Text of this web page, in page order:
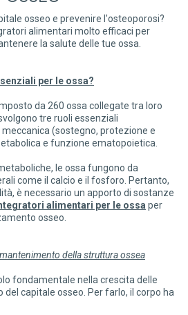
osseo e prevenire l'osteoporosi?
alimentari molto efficaci per
la salute delle tue ossa.
per le ossa?
da 260 ossa collegate tra loro
tre ruoli essenziali
(sostegno, protezione e
e funzione ematopoietica.
le ossa fungono da
come il calcio e il fosforo. Pertanto,
è necessario un apporto di sostanze
alimentari per le ossa per
osseo.
della struttura ossea
fondamentale nella crescita delle
capitale osseo. Per farlo, il corpo ha